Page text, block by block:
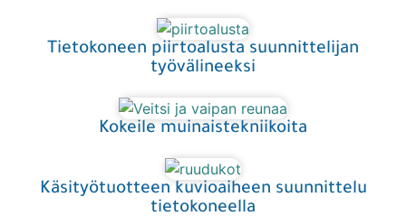
Tietokoneen piirtoalusta suunnittelijan
työvälineeksi
Kokeile muinaistekniikoita
Käsityötuotteen kuvioaiheen suunnittelu
tietokoneella